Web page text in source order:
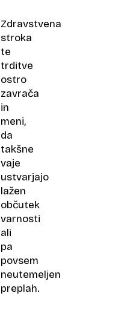
Zdravstvena
stroka
te
trditve
ostro
zavrača
in
meni,
da
takšne
vaje
ustvarjajo
lažen
občutek
varnosti
ali
pa
povsem
neutemeljen
preplah.